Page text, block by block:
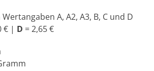
A, A2, A3, B, C und D
€ | D = 2,65 €